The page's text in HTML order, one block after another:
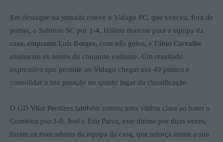
Em destaque na jornada esteve o Vidago FC, que venceu, fora de
portas, o Sabroso SC por 1-4. Hilário marcou para a equipa da
casa, enquanto Luís Borges, com três golos, e Fábio Carvalho
assinaram os tentos do conjunto visitante. Um resultado
expressivo que permite ao Vidago chegar aos 49 pontos e
consolidar a sua posição no quinto lugar da classificação.
O GD Vilar Perdizes também somou uma vitória clara ao bater o
Cumieira por 3-0. Joel e Edu Paiva, este último por duas vezes,
foram os marcadores da equipa da casa, que reforça assim a sua